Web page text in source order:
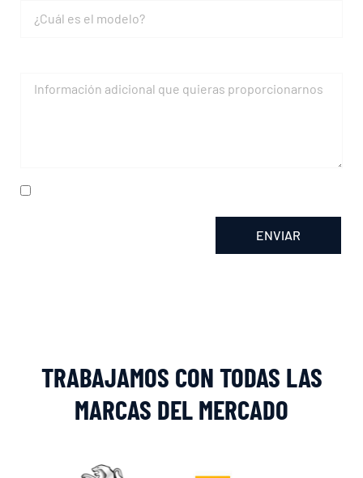
ENVIAR
TRABAJAMOS CON TODAS LAS
MARCAS DEL MERCADO